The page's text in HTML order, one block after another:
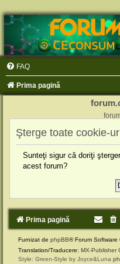
FAQ
Prima pagină
Şterge toate cookie-
Sunteţi sigur că doriţi
acest forum?
Prima pagină
Furnizat de phpBB® Forum Software
Translation/Traducere: MX-Publisher
Style: Green-Style by Joyce&Luna